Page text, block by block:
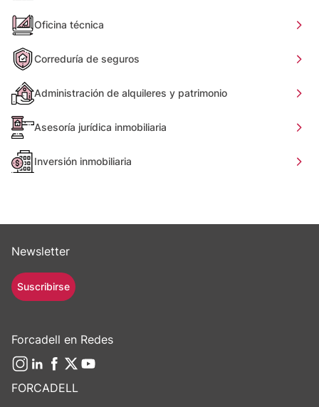
Oficina técnica
Correduría de seguros
Administración de alquileres y patrimonio
Asesoría jurídica inmobiliaria
Inversión inmobiliaria
FORCADELL
Newsletter
Suscribirse
Forcadell en Redes